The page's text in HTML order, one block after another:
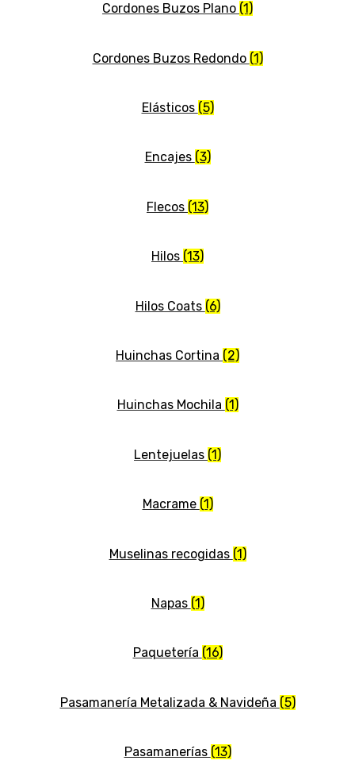
Cordones Buzos Plano (1)
Cordones Buzos Redondo (1)
Elásticos (5)
Encajes (3)
Flecos (13)
Hilos (13)
Hilos Coats (6)
Huinchas Cortina (2)
Huinchas Mochila (1)
Lentejuelas (1)
Macrame (1)
Muselinas recogidas (1)
Napas (1)
Paquetería (16)
Pasamanería Metalizada & Navideña (5)
Pasamanerías (13)